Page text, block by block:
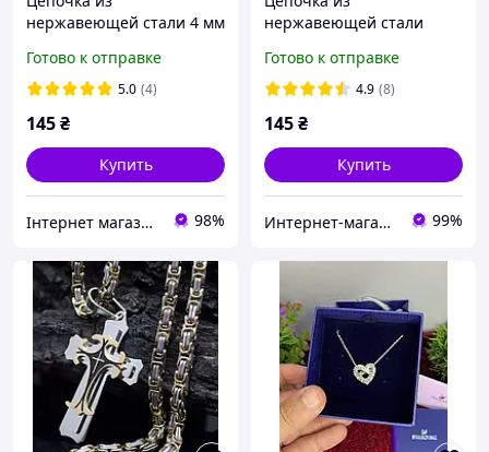
нержавеющей стали 4 мм
Готово к отправке
5.0 (4)
145₴
Купить
Інтернет магазин Лада 98%
нержавеющей стали
60 см
Готово к отправке
4.9 (8)
145₴
Купить
Интернет-магазин MAXim 99%